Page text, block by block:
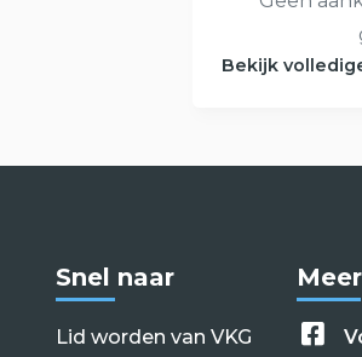
Bekijk
Snel naar
Lid worden van VKG